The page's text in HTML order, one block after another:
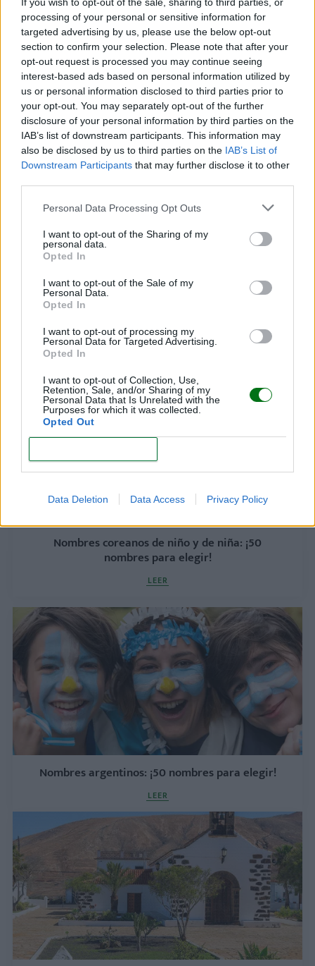
processing of your personal or sensitive information for
targeted advertising by us, please use the below opt-out
section to confirm your selection. Please note that after your
opt-out request is processed you may continue seeing
interest-based ads based on personal information utilized by
us or personal information disclosed to third parties prior to
your opt-out. You may separately opt-out of the further
disclosure of your personal information by third parties on the
IAB’s list of downstream participants. This information may
also be disclosed by us to third parties on the IAB’s List of
Downstream Participants that may further disclose it to other
Personal Data Processing Opt Outs
I want to opt-out of the Sharing of my
personal data.
Opted In
I want to opt-out of the Sale of my
Personal Data.
Opted In
I want to opt-out of processing my
Personal Data for Targeted Advertising.
Opted In
I want to opt-out of Collection, Use,
Retention, Sale, and/or Sharing of my
Personal Data that Is Unrelated with the
Purposes for which it was collected.
Opted Out
Data Deletion Data Access Privacy Policy
Nombres rumanos para niño y niña: ¡los 50 más
populares!
LEER
Nombres en latín de niño y de niña: ¡50 nombres
muy bonitos!
Nombres coreanos de niño y de niña: ¡50
nombres para elegir!
LEER
Nombres argentinos: ¡50 nombres para elegir!
LEER